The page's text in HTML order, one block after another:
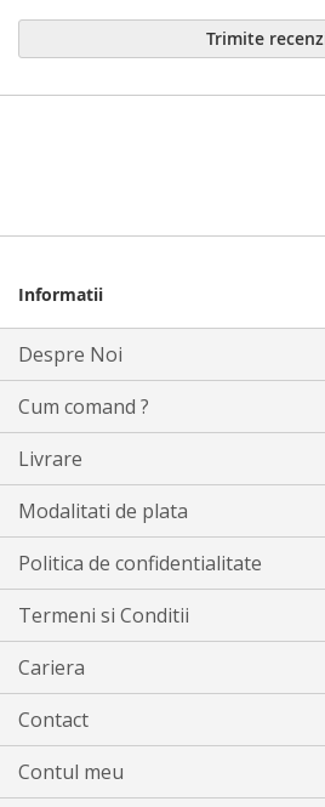
Trimite
Informatii
Despre Noi
Cum comand ?
Livrare
Modalitati de plata
Politica de confidentialitate
Termeni si Conditii
Cariera
Contact
Contul meu